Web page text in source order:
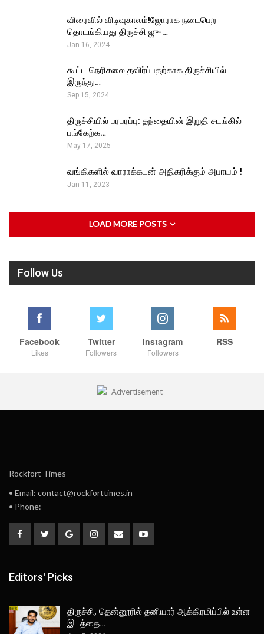
விரைவில் விடிவுகாலம்!ஜோராக நடைபெற
தொடங்கியது திருச்சி ஜு-…
Jan 16, 2024
கூட்ட நெரிசலை தவிர்ப்பதற்காக திருச்சியில்
இருந்து…
Sep 15, 2024
திருச்சியில் பரபரப்பு: தந்தையின் இறுதி சடங்கில்
பங்கேற்க…
May 17, 2025
வங்கிகளில் வாராக்கடன் அதிகரிக்கும் அபாயம் !
Jan 11, 2023
LOAD MORE POSTS
Follow Us
Facebook
Likes
Twitter
Followers
Instagram
Followers
RSS
Rockfort Times
• Email: contact@rockforttimes.in
• Phone:
Editors' Picks
திருச்சி, தென்னூரில் தனியார் ஆக்கிரமிப்பில் உள்ள
இடத்தை…